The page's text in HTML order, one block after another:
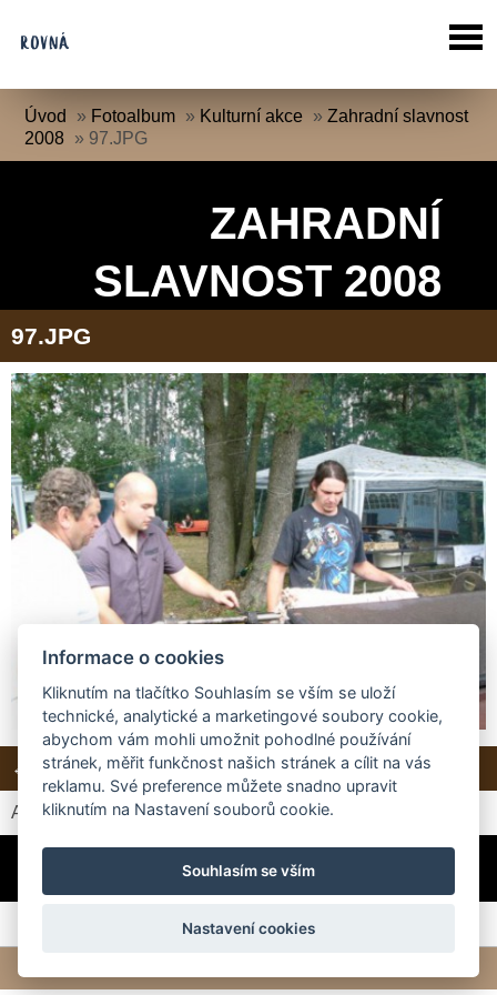
Úvod » Fotoalbum » Kulturní akce »Zahradní slavnost
2008 » 97.JPG
ZAHRADNÍ
SLAVNOST 2008
97.JPG
← Předchozí Další → Zpět do složky
Automatické procházení: 3|4|5| 6|7(čas ve vteřinách)
Ještěže nám nedal ty granule pro psa a kočku, které dostal
Informace o cookies
Kliknutím na tlačítko Souhlasím se vším se uloží
technické, analytické a marketingové soubory cookie,
abychom vám mohli umožnit pohodlné používání
stránek, měřit funkčnost našich stránek a cílit na vás
reklamu. Své preference můžete snadno upravit
kliknutím na Nastavení souborů cookie.
Souhlasím se vším
Nastavení cookies